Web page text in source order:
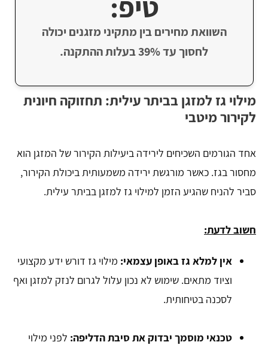
השוואת מחירים בין מתקיני מזגנים יכולה
לחסוך עד 39% בעלות ההתקנה.
מילוי גז למזגן בביתר עילית: תחזוקה חיונית
לקירור מיטבי
אחד הגורמים השכיחים לירידה ביעילות הקירור של המזגן הוא
מחסור בגז. כאשר מורגשת ירידה משמעותית ביכולת הקירור,
סביר להניח שהגיע הזמן למילוי גז למזגן בביתר עילית.
חשוב לדעת:
אין למלא גז באופן עצמאי: מילוי גז דורש ידע מקצועי
וציוד מתאים. שימוש לא נכון עלול לגרום לנזק למזגן ואף
לסכנה בטיחותית.
טכנאי מוסמך יבדוק את סיבת הדליפה: לפני מילוי